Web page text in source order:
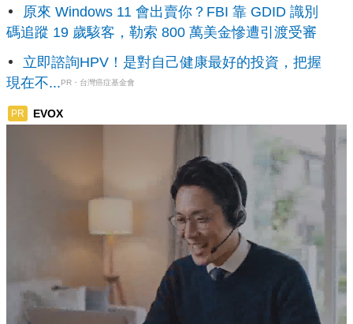
原來 Windows 11 會出賣你？FBI 靠 GDID 識別
碼追蹤 19 歲駭客，勒索 800 萬美金慘遭引渡受審
立即諮詢HPV！是對自己健康最好的投資，把握
現在不...PR・台灣癌症基金會
PR EVOX